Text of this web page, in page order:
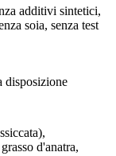
additivi sintetici,
soia, senza test
disposizione
d'anatra,